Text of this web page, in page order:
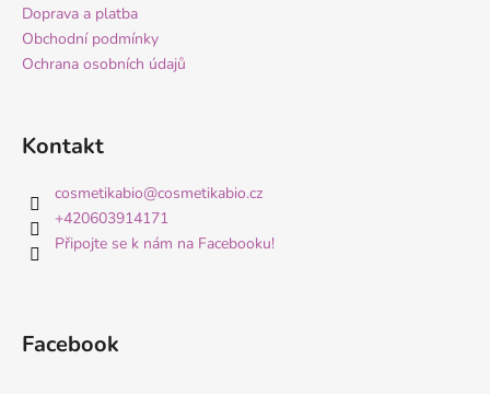
Doprava a platba
Obchodní podmínky
Ochrana osobních údajů
Kontakt
cosmetikabio@cosmetikabio.cz
+420603914171
Připojte se k nám na Facebooku!
Facebook